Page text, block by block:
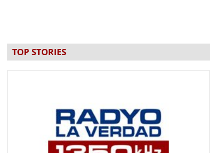
TOP STORIES